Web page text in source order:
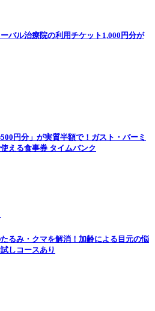
バル治療院の利用チケット1,000円分が
円分」が実質半額で！ガスト・バーミ
える食事券 タイムバンク
たるみ・クマを解消！加齢による目元の悩
しコースあり